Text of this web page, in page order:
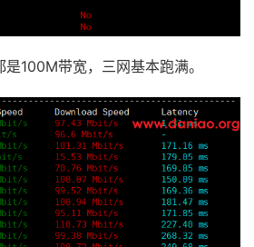
100M带宽，三网基本跑满。